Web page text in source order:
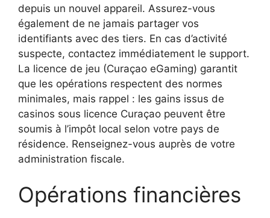
depuis un nouvel appareil. Assurez-vous
également de ne jamais partager vos
identifiants avec des tiers. En cas d’activité
suspecte, contactez immédiatement le support.
La licence de jeu (Curaçao eGaming) garantit
que les opérations respectent des normes
minimales, mais rappel : les gains issus de
casinos sous licence Curaçao peuvent être
soumis à l’impôt local selon votre pays de
résidence. Renseignez-vous auprès de votre
administration fiscale.
Opérations financières